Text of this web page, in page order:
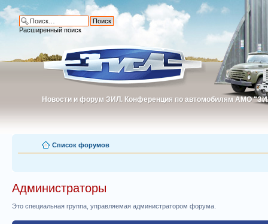
Новости и форум ЗИЛ. Конференция по автомобилям АМО
Новости и форум ЗИЛ. Конференция по автомобилям АМО
Расширенный поиск
Список форумов
Администраторы
Это специальная группа, управляемая администратором форума.